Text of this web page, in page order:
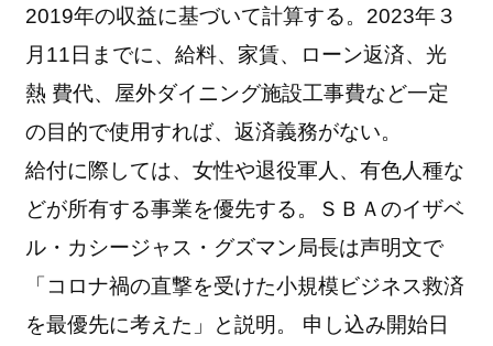
2019年の収益に基づいて計算する。2023年３
月11日までに、給料、家賃、ローン返済、光
熱 費代、屋外ダイニング施設工事費など一定
の目的で使用すれば、返済義務がない。
給付に際しては、女性や退役軍人、有色人種な
どが所有する事業を優先する。ＳＢＡのイザベ
ル・カシージャス・グズマン局長は声明文で
「コロナ禍の直撃を受けた小規模ビジネス救済
を最優先に考えた」と説明。 申し込み開始日